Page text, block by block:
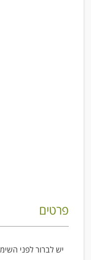
פרטים
יש לברור לפני